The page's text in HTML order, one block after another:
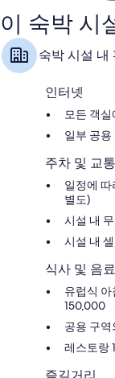
리
조
트
다
이
요,
이
용
후
기
이 숙박 시
숙박 시설 내
인터넷
모든 객실
일부 공용
주차 및 교
일정에
별도)
시설 내
시설 내
식사 및 음료
유럽식 아
150,000
공용 구
레스토랑